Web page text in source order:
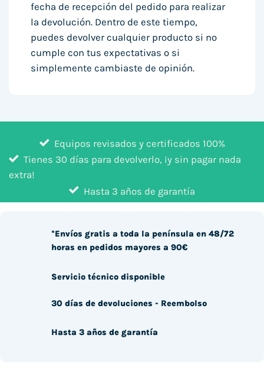
fecha de recepción del pedido para realizar
la devolución. Dentro de este tiempo,
puedes devolver cualquier producto si no
cumple con tus expectativas o si
simplemente cambiaste de opinión.
Equipos revisados y certificados 100%
Tienes 30 días para devolverlo, ¡y sin pagar nada
extra!
Hasta 3 años de garantía
*Envíos gratis a toda la península en 48/72
horas en pedidos mayores a 90€
Servicio técnico disponible
30 días de devoluciones - Reembolso
Hasta 3 años de garantía